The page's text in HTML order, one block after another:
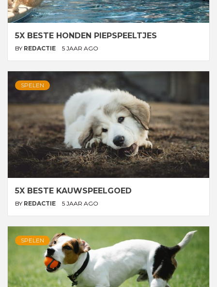
5X BESTE HONDEN PIEPSPEELTJES
BY REDACTIE 5 JAAR AGO
SPELEN
5X BESTE KAUWSPEELGOED
BY REDACTIE 5 JAAR AGO
SPELEN